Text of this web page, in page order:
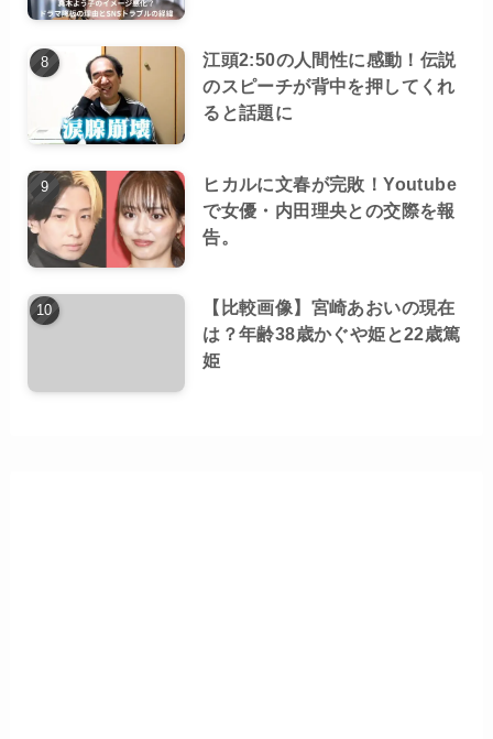
江頭2:50の人間性に感動！伝説
のスピーチが背中を押してくれ
ると話題に
ヒカルに文春が完敗！Youtube
で女優・内田理央との交際を報
告。
【比較画像】宮崎あおいの現在
は？年齢38歳かぐや姫と22歳篤
姫